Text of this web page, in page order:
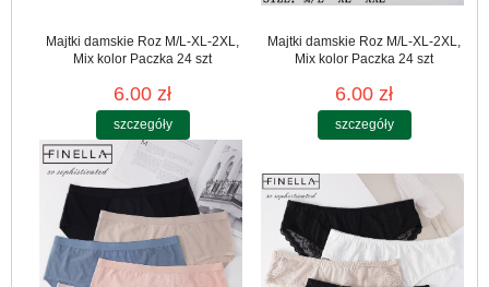
Majtki damskie Roz M/L-XL-2XL,
Mix kolor Paczka 24 szt
6.00 zł
szczegóły
Majtki damskie Roz M/L-XL-2XL,
Mix kolor Paczka 24 szt
6.00 zł
szczegóły